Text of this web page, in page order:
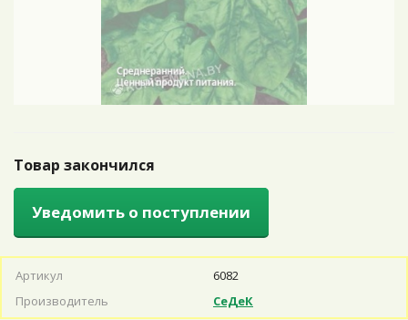
Товар закончился
Уведомить о поступлении
Артикул
6082
Производитель
СеДеК